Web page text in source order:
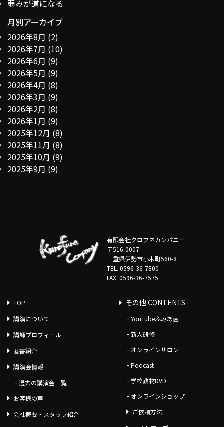
弱みが道になる
月別アーカイブ
2026年8月 (2)
2026年7月 (10)
2026年6月 (9)
2026年5月 (9)
2026年4月 (8)
2026年3月 (9)
2026年2月 (8)
2026年1月 (9)
2025年12月 (8)
2025年11月 (8)
2025年10月 (9)
2025年9月 (9)
有限会社クロフネカンパニー
〒516-0007
三重県伊勢市小木町560-8
TEL. 0596-36-7800
FAX. 0596-36-7575
TOP
講演について
講師プロフィール
著書紹介
講演会情報
過去の講演会一覧
お客様の声
会社概要・スタッフ紹介
その他 CONTENTS
YouTubeふみあ菌
新人研修
オンラインサロン
Podcast
学校教材DVD
オンラインショップ
ご依頼方法